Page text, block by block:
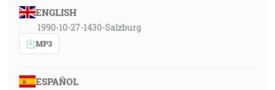
ENGLISH
1990-10-27-1430-Salzburg
MP3
ESPAÑOL